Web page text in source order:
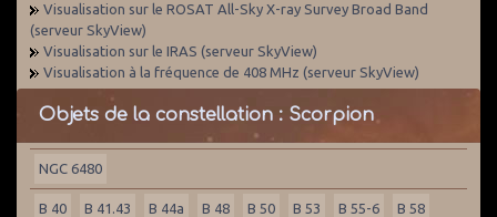
Visualisation sur le ROSAT All-Sky X-ray Survey Broad Band
(serveur SkyView)
Visualisation sur le IRAS (serveur SkyView)
Visualisation à la fréquence de 408 MHz (serveur SkyView)
Objets de la constellation : Scorpion
NGC 6480
B 40 B 41.43 B 44a B 48 B 50 B 53 B 55-6 B 58